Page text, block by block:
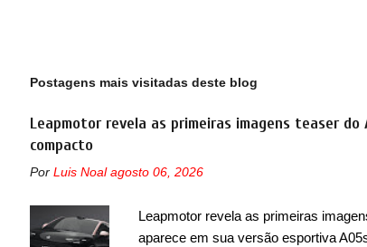
Postagens mais visitadas deste blog
Leapmotor revela as primeiras imagens teaser do
compacto
Por Luis Noal agosto 06, 2026
Leapmotor revela as primeiras
aparece em sua versão esportiva